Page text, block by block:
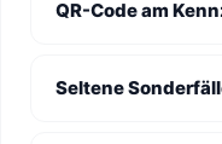
QR-Code am
Seltene